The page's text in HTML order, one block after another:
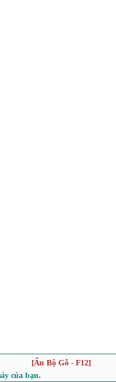
[Ẩn Bộ Gõ - F12]
của bạn.